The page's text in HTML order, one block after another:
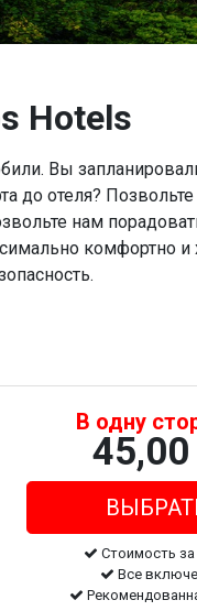
Hotels
Вы
до отеля?
нам
комфортно и
В одну
Стоимость за
Все